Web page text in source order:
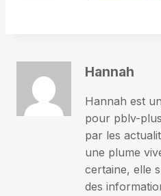
Hannah
Hannah est
pour pblv-
par les
une plume
certaine, elle
des